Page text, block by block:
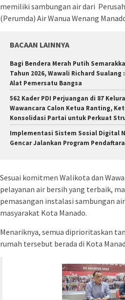
memiliki sambungan air dari
(Perumda) Air Wanua Wenang
BACAAN LAINNYA
Bagi Bendera Merah Putih
Tahun 2026, Wawali Richard
Alat Pemersatu Bangsa
562 Kader PDI Perjuangan di 87
Wawancara Calon Ketua Ranting,
Konsolidasi Partai untuk Perkuat
Implementasi Sistem Sosial Digital
Gencar Jalankan Program
Sesuai komitmen Walikota dan
pelayanan air bersih yang terbaik,
pemasangan instalasi sambungan
masyarakat Kota Manado.
Menariknya, semua diprioritaskan
rumah tersebut berada di Kota